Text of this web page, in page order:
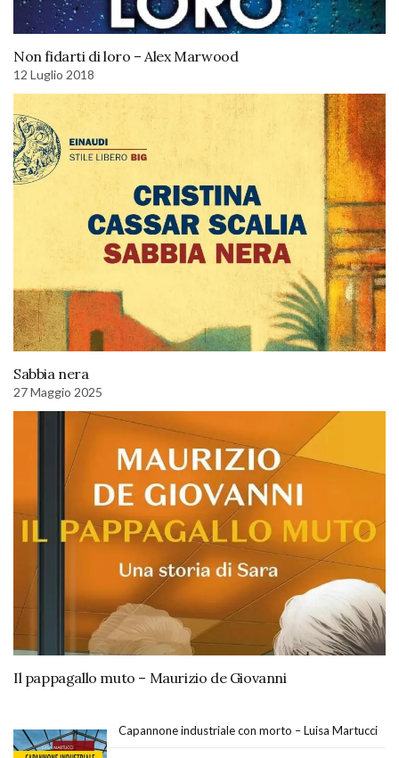
Non fidarti di loro – Alex Marwood
12 Luglio 2018
Sabbia nera
27 Maggio 2025
Il pappagallo muto – Maurizio de Giovanni
Capannone industriale con morto – Luisa Martucci